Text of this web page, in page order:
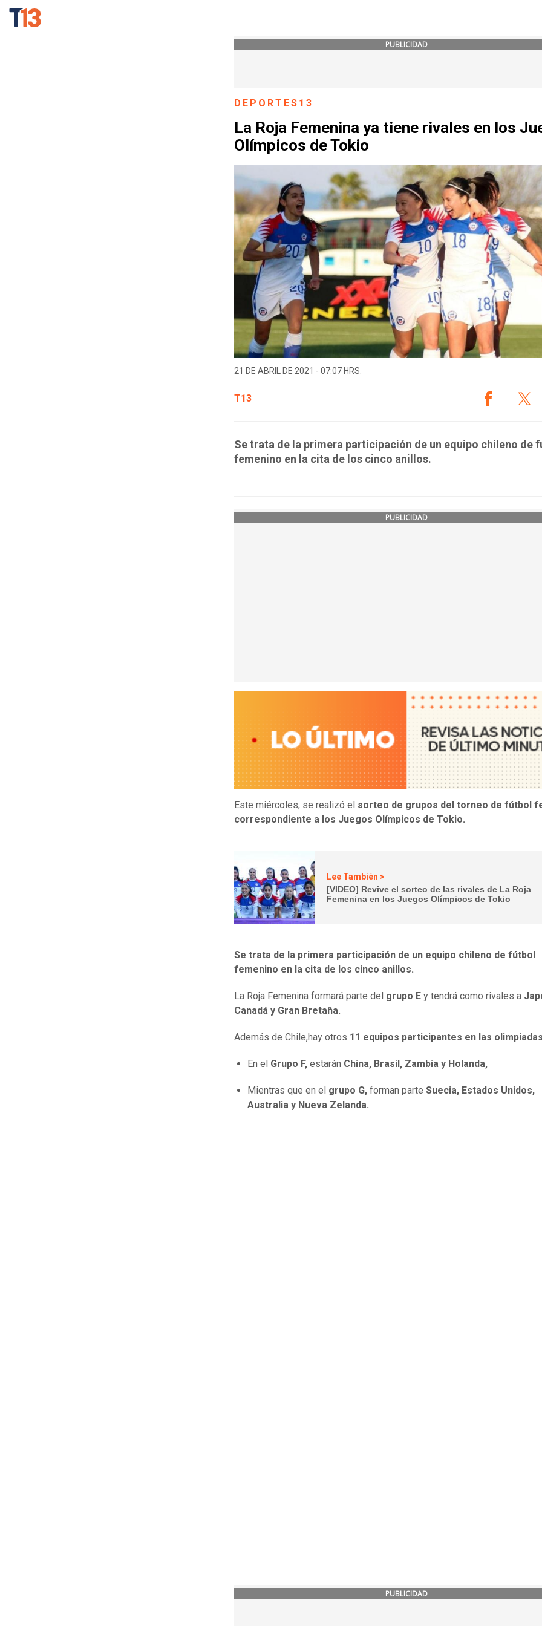
PUBLICIDAD
DEPORTES13
La Roja Femenina ya tiene rivales en los
Olímpicos de Tokio
21 DE ABRIL DE 2021 - 07:07 HRS.
T13
Se trata de la primera participación de un equipo chileno de
femenino en la cita de los cinco anillos.
PUBLICIDAD
Este miércoles, se realizó el sorteo de grupos del torneo de fútbol
correspondiente a los Juegos Olímpicos de Tokio.
Lee También >
[VIDEO] Revive el sorteo de las rivales de La Roja
Femenina en los Juegos Olímpicos de Tokio
Se trata de la primera participación de un equipo chileno de fútbol
femenino en la cita de los cinco anillos.
La Roja Femenina formará parte del grupo E y tendrá como rivales a
Canadá y Gran Bretaña.
Además de Chile,hay otros 11 equipos participantes en las
En el Grupo F, estarán China, Brasil, Zambia y Holanda,
Mientras que en el grupo G, forman parte Suecia, Estados Unidos,
Australia y Nueva Zelanda.
PUBLICIDAD